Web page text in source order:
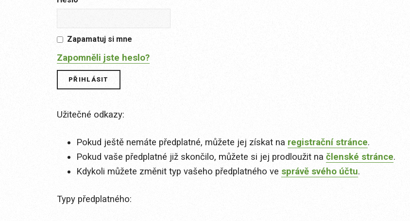
Zapamatuj si mne
Zapomněli jste heslo?
Užitečné odkazy:
Pokud ještě nemáte předplatné, můžete jej získat na registrační stránce.
Pokud vaše předplatné již skončilo, můžete si jej prodloužit na členské stránce.
Kdykoli můžete změnit typ vašeho předplatného ve správě svého účtu.
Typy předplatného: